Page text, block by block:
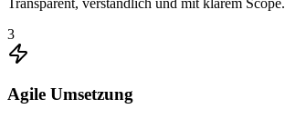
3
Agile Umsetzung